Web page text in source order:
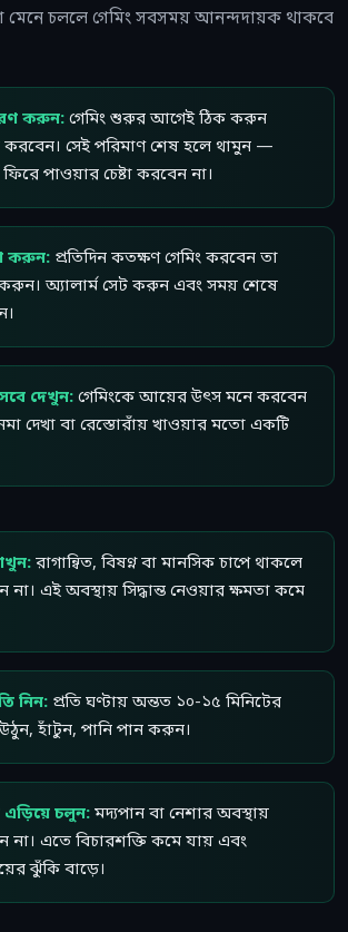
চললে গেমিং সবসময় আনন্দদায়ক থাকবে
করুন: গেমিং শুরুর আগেই ঠিক করুন
সেই পরিমাণ শেষ হলে থামুন —
পাওয়ার চেষ্টা করবেন না।
করুন: প্রতিদিন কতক্ষণ গেমিং করবেন তা
অ্যালার্ম সেট করুন এবং সময় শেষে
দেখুন: গেমিংকে আয়ের উৎস মনে করবেন
দেখা বা রেস্তোরাঁয় খাওয়ার মতো একটি
রাগান্বিত, বিষণ্ন বা মানসিক চাপে থাকলে
না। এই অবস্থায় সিদ্ধান্ত নেওয়ার ক্ষমতা কমে
নিন: প্রতি ঘণ্টায় অন্তত ১০-১৫ মিনিটের
হাঁটুন, পানি পান করুন।
চলুন: মদ্যপান বা নেশার অবস্থায়
না। এতে বিচারশক্তি কমে যায় এবং
ঝুঁকি বাড়ে।